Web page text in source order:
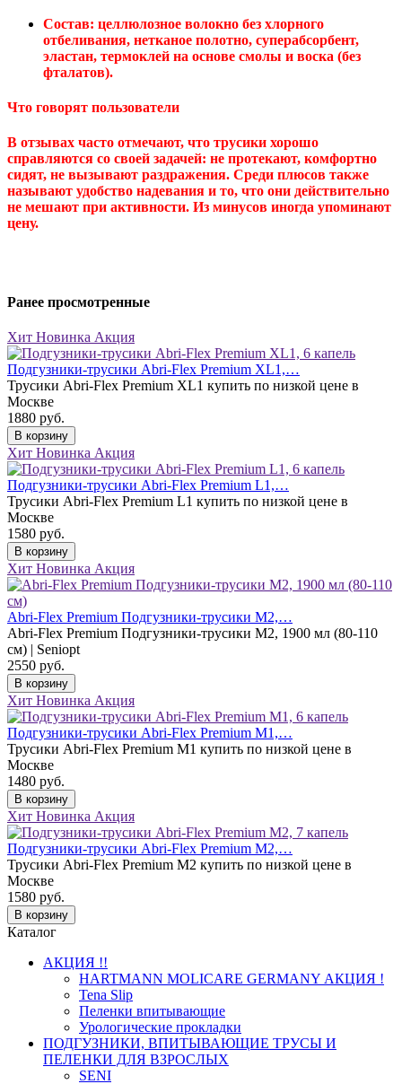
Состав: целлюлозное волокно без хлорного
отбеливания, нетканое полотно, суперабсорбент,
эластан, термоклей на основе смолы и воска (без
фталатов).
Что говорят пользователи
В отзывах часто отмечают, что трусики хорошо
справляются со своей задачей: не протекают, комфортно
сидят, не вызывают раздражения. Среди плюсов также
называют удобство надевания и то, что они действительно
не мешают при активности. Из минусов иногда упоминают
цену.
Ранее просмотренные
Хит Новинка Акция
Подгузники-трусики Abri-Flex Premium XL1,…
Трусики Abri-Flex Premium XL1 купить по низкой цене в
Москве
1880 руб.
В корзину
Хит Новинка Акция
Подгузники-трусики Abri-Flex Premium L1,…
Трусики Abri-Flex Premium L1 купить по низкой цене в
Москве
1580 руб.
В корзину
Хит Новинка Акция
Abri-Flex Premium Подгузники-трусики M2,…
Abri-Flex Premium Подгузники-трусики M2, 1900 мл (80-110
см) | Seniopt
2550 руб.
В корзину
Хит Новинка Акция
Подгузники-трусики Abri-Flex Premium M1,…
Трусики Abri-Flex Premium M1 купить по низкой цене в
Москве
1480 руб.
В корзину
Хит Новинка Акция
Подгузники-трусики Abri-Flex Premium M2,…
Трусики Abri-Flex Premium M2 купить по низкой цене в
Москве
1580 руб.
В корзину
Каталог
АКЦИЯ !!
HARTMANN MOLICARE GERMANY АКЦИЯ !
Tena Slip
Пеленки впитывающие
Урологические прокладки
ПОДГУЗНИКИ, ВПИТЫВАЮЩИЕ ТРУСЫ И
ПЕЛЕНКИ ДЛЯ ВЗРОСЛЫХ
SENI